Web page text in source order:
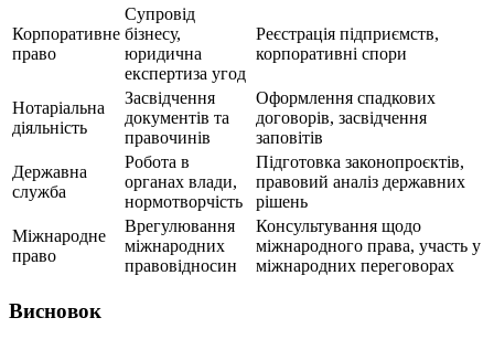
Корпоративне
право
Супровід
бізнесу,
юридична
експертиза угод
Реєстрація підприємств,
корпоративні спори
Нотаріальна
діяльність
Засвідчення
документів та
правочинів
Оформлення спадкових
договорів, засвідчення
заповітів
Державна
служба
Робота в
органах влади,
нормотворчість
Підготовка законопроєктів,
правовий аналіз державних
рішень
Міжнародне
право
Врегулювання
міжнародних
правовідносин
Консультування щодо
міжнародного права, участь у
міжнародних переговорах
Висновок